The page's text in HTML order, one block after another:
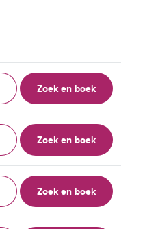
Zoek en boek
Zoek en boek
Zoek en boek